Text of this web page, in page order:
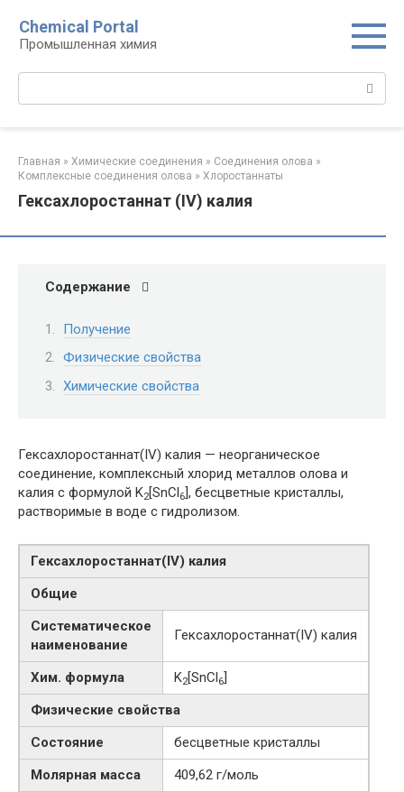
контенту
Chemical Portal
Промышленная химия
Главная » Химические соединения » Соединения олова‎ »
Комплексные соединения олова‎ » Хлоростаннаты‎
Гексахлоростаннат (IV) калия
Содержание
Получение
Физические свойства
Химические свойства
Гексахлоростаннат(IV) калия — неорганическое
соединение, комплексный хлорид металлов олова и
калия с формулой K2[SnCl6], бесцветные кристаллы,
растворимые в воде с гидролизом.
Гексахлоростаннат​(IV)​ калия
Общие
Систематическое
наименование
Гексахлоростаннат​(IV)​ калия
Хим. формула K2[SnCl6]
Физические свойства
Состояние
бесцветные кристаллы
Молярная масса
409,62 г/моль